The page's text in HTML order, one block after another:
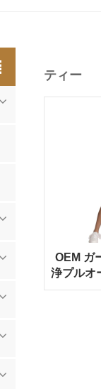
ティー
OEM ガ
浄プルオ
ク ス